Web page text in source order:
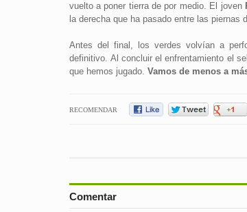
vuelto a poner tierra de por medio. El joven
la derecha que ha pasado entre las piernas
Antes del final, los verdes volvían a
definitivo. Al concluir el enfrentamiento el
que hemos jugado. Vamos de menos a
RECOMENDAR
Comentar